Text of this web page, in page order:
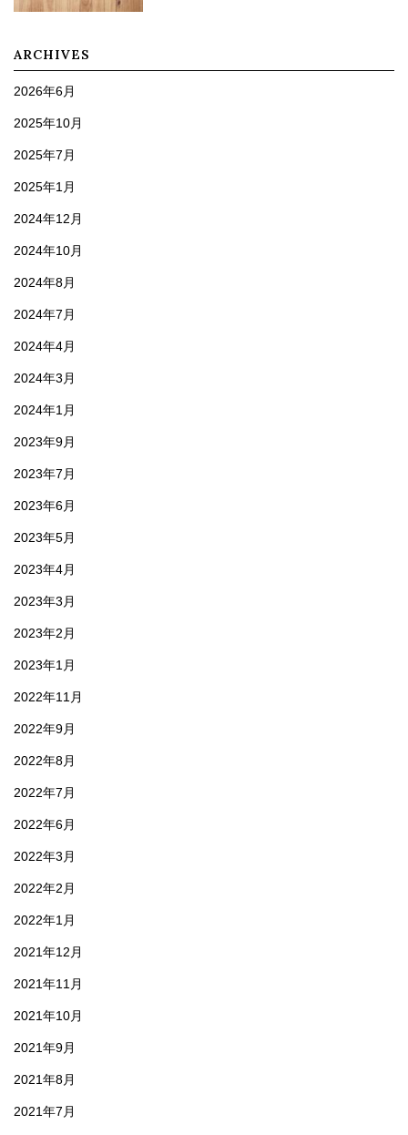
ARCHIVES
2026年6月
2025年10月
2025年7月
2025年1月
2024年12月
2024年10月
2024年8月
2024年7月
2024年4月
2024年3月
2024年1月
2023年9月
2023年7月
2023年6月
2023年5月
2023年4月
2023年3月
2023年2月
2023年1月
2022年11月
2022年9月
2022年8月
2022年7月
2022年6月
2022年3月
2022年2月
2022年1月
2021年12月
2021年11月
2021年10月
2021年9月
2021年8月
2021年7月